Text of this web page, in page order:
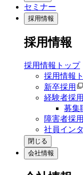
セミナー
採用情報
採用情報
採用情報トップ
採用情報
新卒採用
経験者採用
募集
障害者採用
社員イン
閉じる
会社情報